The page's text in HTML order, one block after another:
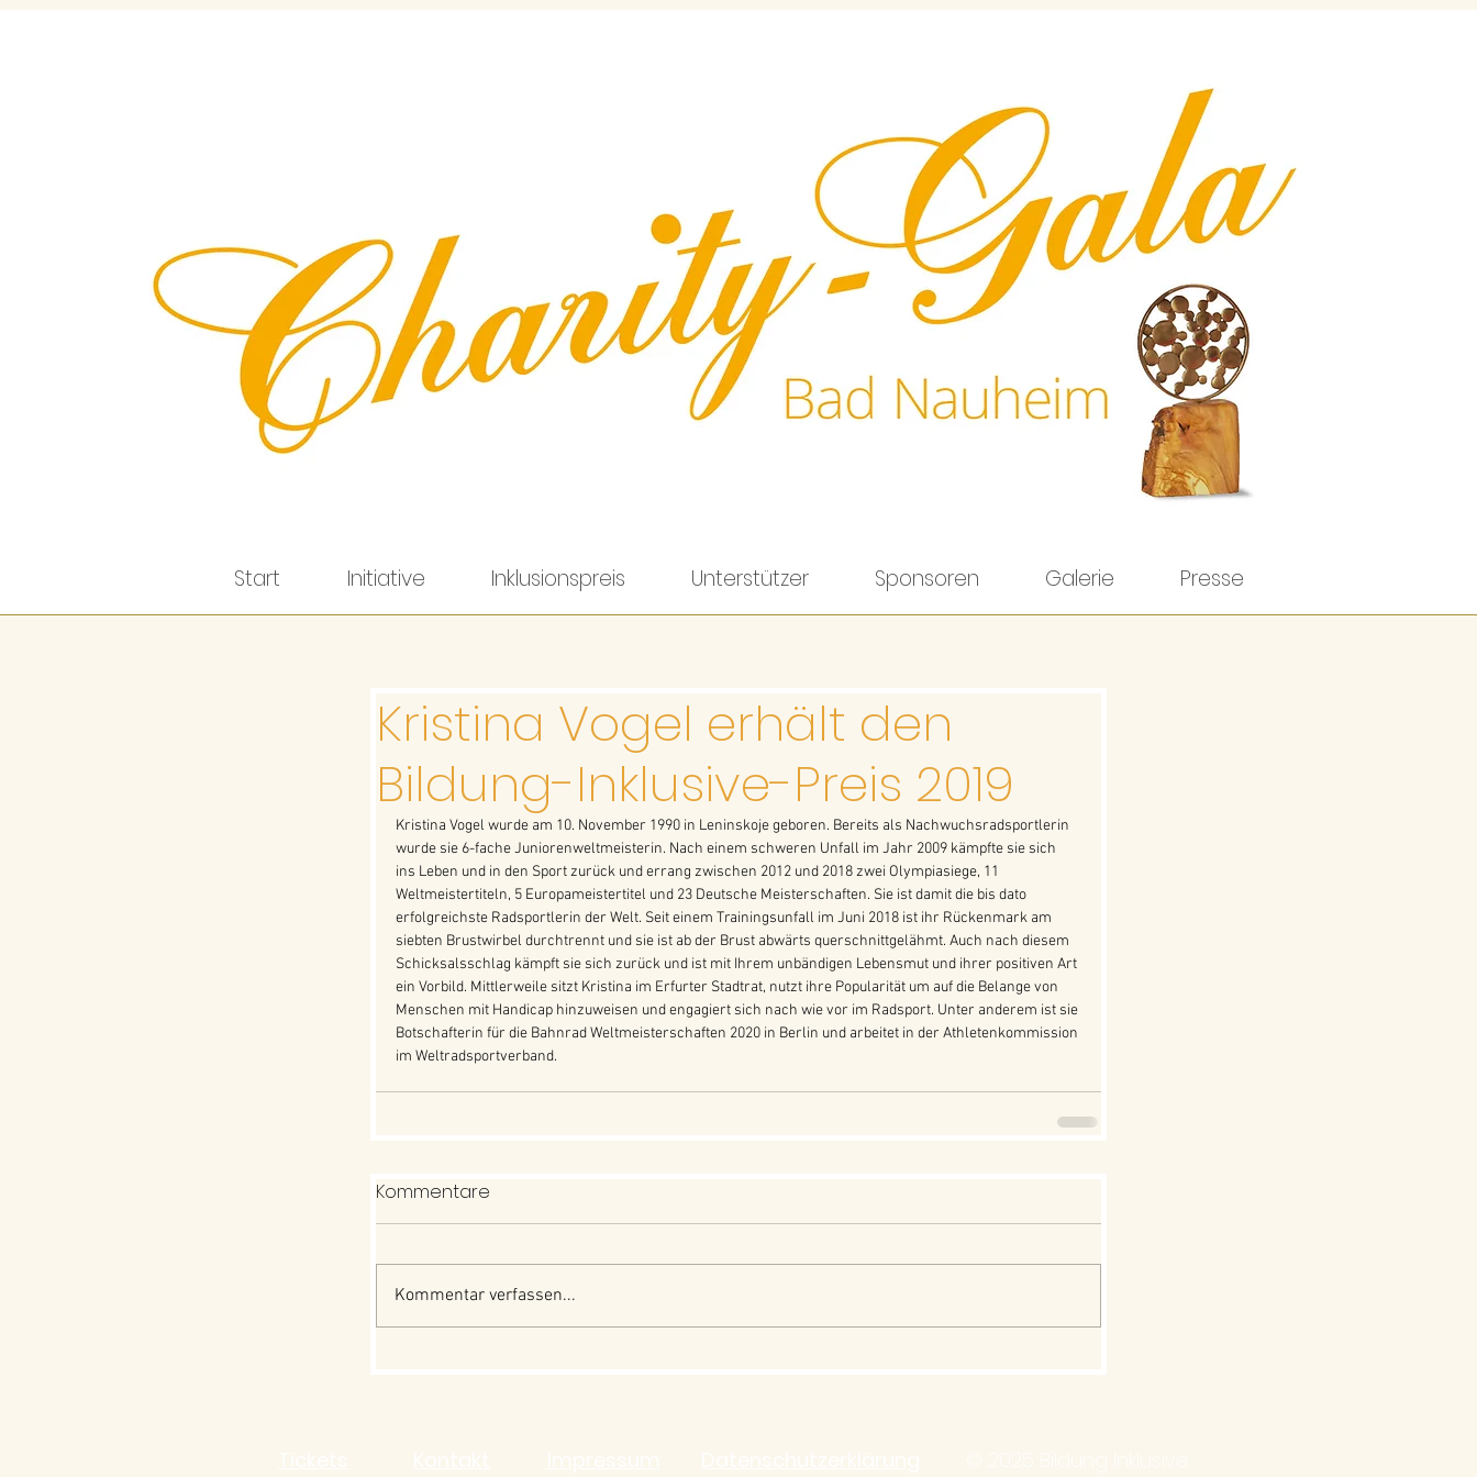
Start Initiative Inklusionspreis Unterstützer Sponsoren Galerie Presse
Kristina Vogel erhält den
Bildung-Inklusive-Preis 2019
Kristina Vogel wurde am 10. November 1990 in Leninskoje geboren. Bereits als Nachwuchsradsportlerin
wurde sie 6-fache Juniorenweltmeisterin. Nach einem schweren Unfall im Jahr 2009 kämpfte sie sich
ins Leben und in den Sport zurück und errang zwischen 2012 und 2018 zwei Olympiasiege, 11
Weltmeistertiteln, 5 Europameistertitel und 23 Deutsche Meisterschaften. Sie ist damit die bis dato
erfolgreichste Radsportlerin der Welt. Seit einem Trainingsunfall im Juni 2018 ist ihr Rückenmark am
siebten Brustwirbel durchtrennt und sie ist ab der Brust abwärts querschnittgelähmt. Auch nach diesem
Schicksalsschlag kämpft sie sich zurück und ist mit Ihrem unbändigen Lebensmut und ihrer positiven Art
ein Vorbild. Mittlerweile sitzt Kristina im Erfurter Stadtrat, nutzt ihre Popularität um auf die Belange von
Menschen mit Handicap hinzuweisen und engagiert sich nach wie vor im Radsport. Unter anderem ist sie
Botschafterin für die Bahnrad Weltmeisterschaften 2020 in Berlin und arbeitet in der Athletenkommission
im Weltradsportverband.
Kommentare
Kommentar verfassen...